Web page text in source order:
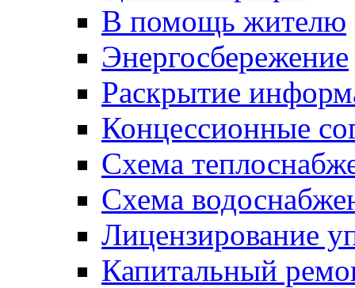
В помощь жителю
Энергосбережение
Раскрытие
Концессионные
Схема
Схема
Лицензирование
Капитальный